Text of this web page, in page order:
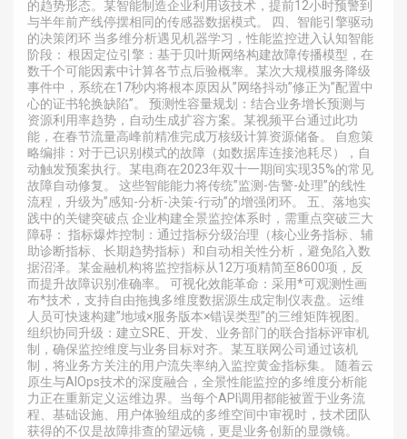
的趋势形态。某智能制造企业利用该技术，提前12小时预警到
与半年前产线停摆相同的传感器数据模式。 四、智能引擎驱动
的决策闭环 当多维分析遇见机器学习，性能监控进入认知智能
阶段： 根因定位引擎：基于贝叶斯网络构建故障传播模型，在
数千个可能因素中计算各节点后验概率。某次大规模服务降级
事件中，系统在17秒内将根本原因从”网络抖动”修正为”配置中
心的证书轮换缺陷”。 预测性容量规划：结合业务增长预测与
资源利用率趋势，自动生成扩容方案。某视频平台通过此功
能，在春节流量高峰前精准完成万核级计算资源储备。 自愈策
略编排：对于已识别模式的故障（如数据库连接池耗尽），自
动触发预案执行。某电商在2023年双十一期间实现35%的常见
故障自动修复。 这些智能能力将传统”监测-告警-处理”的线性
流程，升级为”感知-分析-决策-行动”的增强闭环。 五、落地实
践中的关键突破点 企业构建全景监控体系时，需重点突破三大
障碍： 指标爆炸控制：通过指标分级治理（核心业务指标、辅
助诊断指标、长期趋势指标）和自动相关性分析，避免陷入数
据沼泽。某金融机构将监控指标从12万项精简至8600项，反
而提升故障识别准确率。 可视化效能革命：采用*可观测性画
布*技术，支持自由拖拽多维度数据源生成定制仪表盘。运维
人员可快速构建”地域×服务版本×错误类型”的三维矩阵视图。
组织协同升级：建立SRE、开发、业务部门的联合指标评审机
制，确保监控维度与业务目标对齐。某互联网公司通过该机
制，将业务方关注的用户流失率纳入监控黄金指标集。 随着云
原生与AIOps技术的深度融合，全景性能监控的多维度分析能
力正在重新定义运维边界。当每个API调用都能被置于业务流
程、基础设施、用户体验组成的多维空间中审视时，技术团队
获得的不仅是故障排查的望远镜，更是业务创新的显微镜。